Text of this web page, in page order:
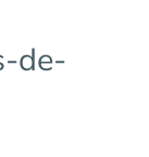
de-